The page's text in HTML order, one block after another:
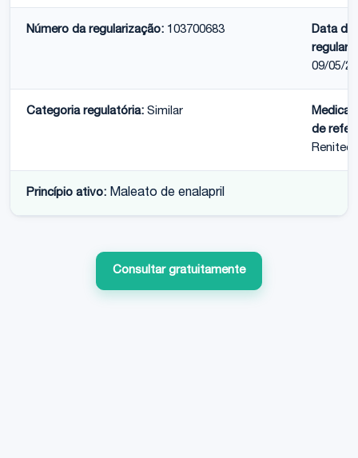
Número da regularização: 103700683
Data da
09/05/
Categoria regulatória: Similar
de
Renitec
Princípio ativo: Maleato de enalapril
Consultar gratuitamente